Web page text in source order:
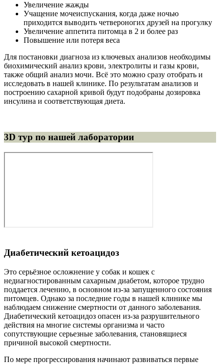
Увеличение жажды
Учащение мочеиспускания, когда даже ночью
приходится выводить четвероногих друзей на прогулку
Увеличение аппетита питомца в 2 и более раз
Повышение или потеря веса
Для постановки диагноза из ключевых анализов необходимы
биохимический анализ крови, электролиты и газы крови,
также общий анализ мочи. Всё это можно сразу отобрать и
исследовать в нашей клинике. По результатам анализов и
построению сахарной кривой будут подобраны дозировка
инсулина и соответствующая диета.
3D тур по нашей лаборатории
Диабетический кетоацидоз
Это серьёзное осложнение у собак и кошек с
недиагностированным сахарным диабетом, которое трудно
поддается лечению, в основном из-за запущенного состояния
питомцев. Однако за последние годы в нашей клинике мы
наблюдаем снижение смертности от данного заболевания.
Диабетический кетоацидоз опасен из-за разрушительного
действия на многие системы организма и часто
сопутствующие серьезные заболевания, становящиеся
причиной высокой смертности.
По мере прогрессирования начинают развиваться первые